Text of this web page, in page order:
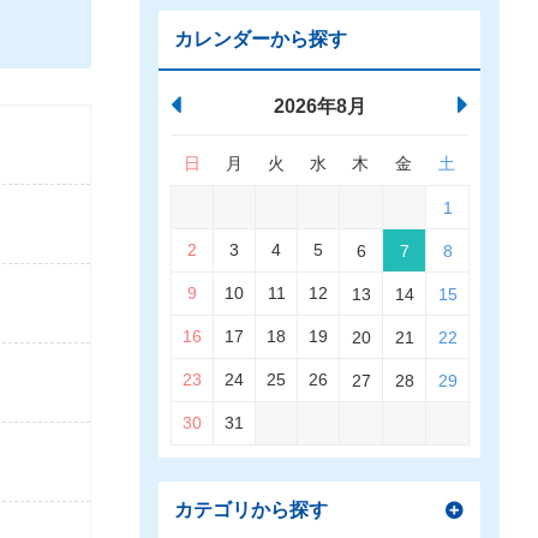
カレンダーから探す
2026年8月
日 月 火 水 木 金 土
1
2 3 4 5 6 7 8
9 10 11 12 13 14 15
16 17 18 19 20 21 22
23 24 25 26 27 28 29
30 31
カテゴリから探す